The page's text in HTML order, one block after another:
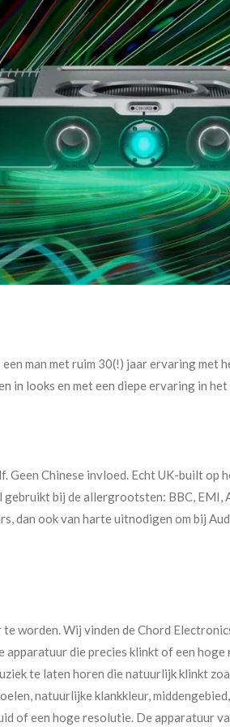
man met ruim 30(!) jaar ervaring
in looks en met een diepe ervaring in
Chinese invloed. Echt UK-built op
bij de allergrootsten: BBC, EMI,
dan ook van harte uitnodigen om bij
worden. Wij vinden de Chord
apparatuur die precies klinkt of een
te laten horen die natuurlijk klinkt
natuurlijke klankkleur,
of een hoge resolutie. De apparatuur